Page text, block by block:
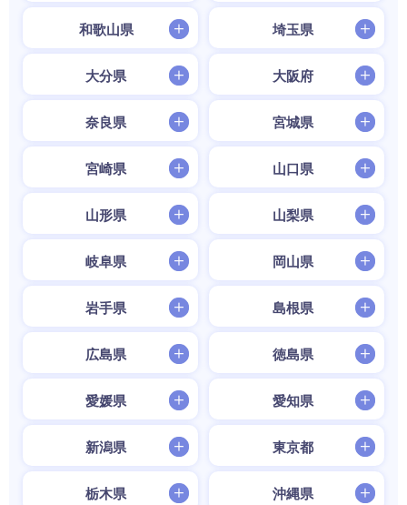
和歌山県 埼玉県
大分県 大阪府
奈良県 宮城県
宮崎県 山口県
山形県 山梨県
岐阜県 岡山県
岩手県 島根県
広島県 徳島県
愛媛県 愛知県
新潟県 東京都
栃木県 沖縄県